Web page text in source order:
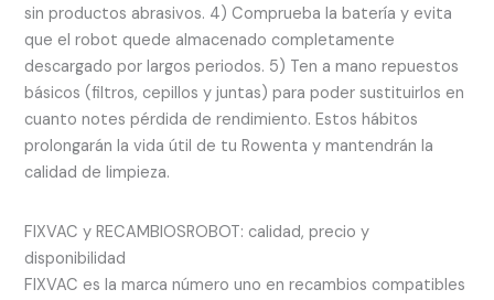
sin productos abrasivos. 4) Comprueba la batería y evita
que el robot quede almacenado completamente
descargado por largos periodos. 5) Ten a mano repuestos
básicos (filtros, cepillos y juntas) para poder sustituirlos en
cuanto notes pérdida de rendimiento. Estos hábitos
prolongarán la vida útil de tu Rowenta y mantendrán la
calidad de limpieza.
FIXVAC y RECAMBIOSROBOT: calidad, precio y
disponibilidad
FIXVAC es la marca número uno en recambios compatibles